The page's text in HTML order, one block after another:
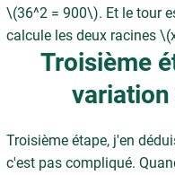
\(36^2 = 900\). Et le tour
calcule les deux racines
Troisième
Troisième étape, j'en
c'est pas compliqué.